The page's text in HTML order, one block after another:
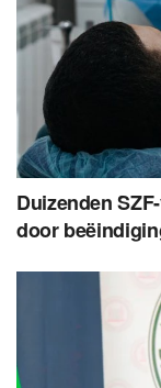
Duizenden
door